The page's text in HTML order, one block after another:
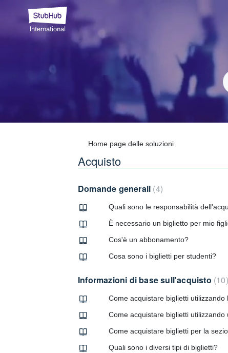
Home page delle soluzioni
Acquisto
Domande generali 4
Quali sono le responsabilità
È necessario un biglietto per mio
Cos'è un abbonamento?
Cosa sono i biglietti per studenti?
Informazioni di base sull'acquisto 10
Come acquistare biglietti utilizzando
Come acquistare biglietti utilizzando
Come acquistare biglietti per la
Quali sono i diversi tipi di biglietti?